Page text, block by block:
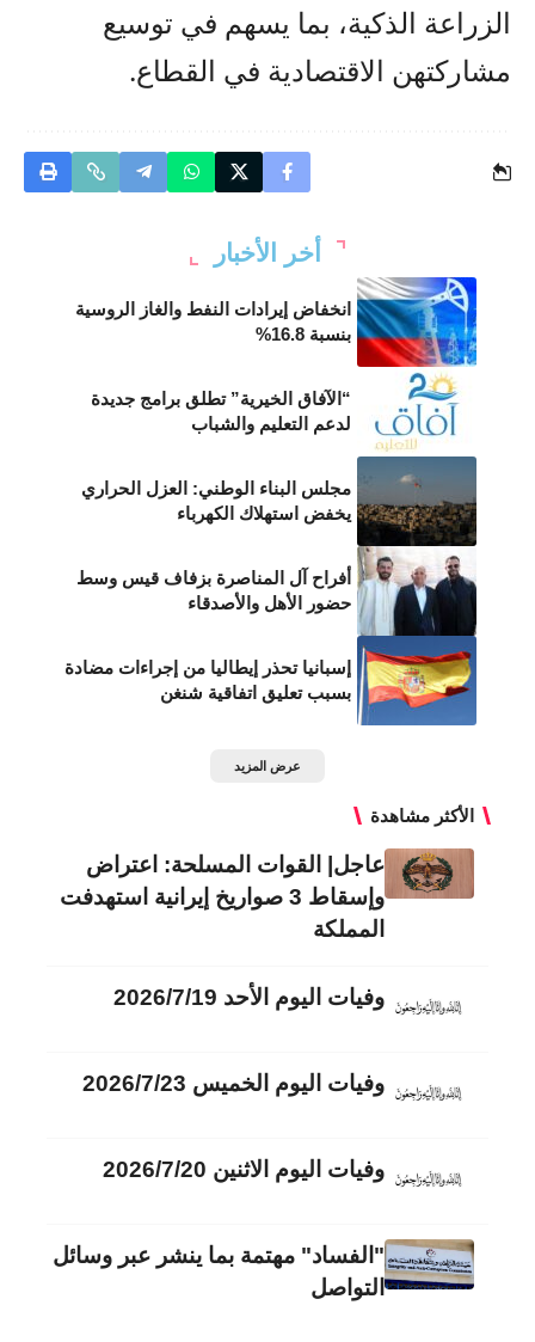
الزراعة الذكية، بما يسهم في توسيع
مشاركتهن الاقتصادية في القطاع.
أخر الأخبار
انخفاض إيرادات النفط والغاز الروسية
بنسبة 16.8%
“الآفاق الخيرية” تطلق برامج جديدة
لدعم التعليم والشباب
مجلس البناء الوطني: العزل الحراري
يخفض استهلاك الكهرباء
أفراح آل المناصرة بزفاف قيس وسط
حضور الأهل والأصدقاء
إسبانيا تحذر إيطاليا من إجراءات مضادة
بسبب تعليق اتفاقية شنغن
عرض المزيد
الأكثر مشاهدة
عاجل| القوات المسلحة: اعتراض
وإسقاط 3 صواريخ إيرانية استهدفت
المملكة
وفيات اليوم الأحد 2026/7/19
وفيات اليوم الخميس 2026/7/23
وفيات اليوم الاثنين 2026/7/20
"الفساد" مهتمة بما ينشر عبر وسائل
التواصل